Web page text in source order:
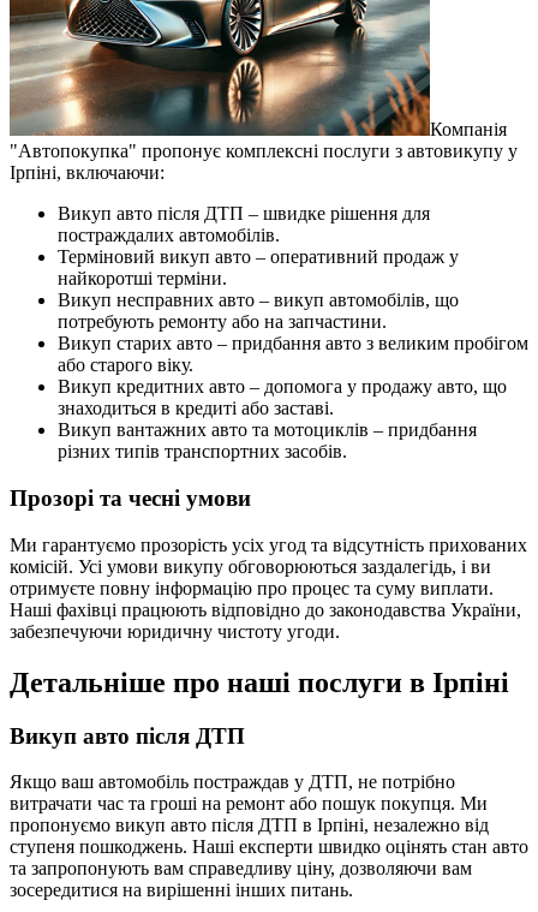
Компанія
"Автопокупка" пропонує комплексні послуги з автовикупу у
Ірпіні, включаючи:
Викуп авто після ДТП – швидке рішення для
постраждалих автомобілів.
Терміновий викуп авто – оперативний продаж у
найкоротші терміни.
Викуп несправних авто – викуп автомобілів, що
потребують ремонту або на запчастини.
Викуп старих авто – придбання авто з великим пробігом
або старого віку.
Викуп кредитних авто – допомога у продажу авто, що
знаходиться в кредиті або заставі.
Викуп вантажних авто та мотоциклів – придбання
різних типів транспортних засобів.
Прозорі та чесні умови
Ми гарантуємо прозорість усіх угод та відсутність прихованих
комісій. Усі умови викупу обговорюються заздалегідь, і ви
отримуєте повну інформацію про процес та суму виплати.
Наші фахівці працюють відповідно до законодавства України,
забезпечуючи юридичну чистоту угоди.
Детальніше про наші послуги в Ірпіні
Викуп авто після ДТП
Якщо ваш автомобіль постраждав у ДТП, не потрібно
витрачати час та гроші на ремонт або пошук покупця. Ми
пропонуємо викуп авто після ДТП в Ірпіні, незалежно від
ступеня пошкоджень. Наші експерти швидко оцінять стан авто
та запропонують вам справедливу ціну, дозволяючи вам
зосередитися на вирішенні інших питань.